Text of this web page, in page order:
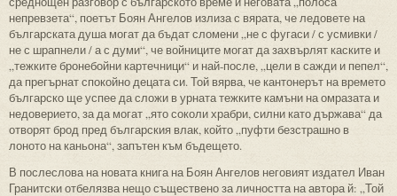
непревзета“, поетът Боян Ангелов излиза с вярата, че ледовете на
българската душа могат да бъдат сломени „не с фугаси / с усмивки /
не с шрапнели / а с думи“, че войниците могат да захвърлят каските и
„тежките бронебойни картечници“ и най-после, „цели в сажди и пепел“,
да прегърнат спокойно децата си. Той вярва, че кантонерът на времето
българско ще успее да сложи в урната тежките камъни на омразата и
недоверието, за да могат „ято соколи храбри, силни като държава“ да
отворят брод пред българския влак, който „пуфти безстрашно в
лоното на каньона“, запътен към бъдещето.
В послеслова на новата книга на Боян Ангелов неговият издател Иван
Гранитски отбелязва нещо съществено за личността на автора й: „Той